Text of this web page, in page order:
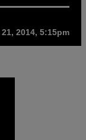
2014, 5:15pm